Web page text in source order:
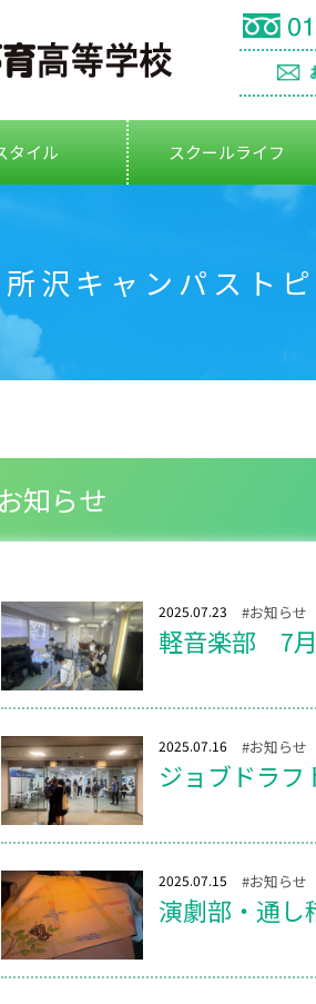
タイル スクールライフ
所沢キャンパスト
お知らせ
2025.07.23 #お知らせ
軽音楽部 7
2025.07.16 #お知らせ
ジョブドラ
2025.07.15 #お知らせ
演劇部・通